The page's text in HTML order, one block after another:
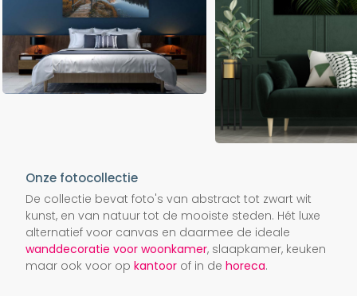
Onze fotocollectie
De collectie bevat foto's van abstract tot zwart wit
kunst, en van natuur tot de mooiste steden. Hét luxe
alternatief voor canvas en daarmee de ideale
wanddecoratie voor woonkamer, slaapkamer, keuken
maar ook voor op kantoor of in de horeca.